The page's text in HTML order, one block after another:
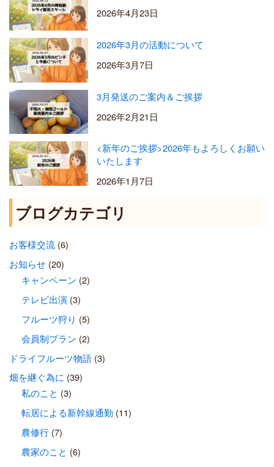
2026年4月23日
2026年3月の活動について
2026年3月7日
3月発送のご案内＆ご挨拶
2026年2月21日
<新年のご挨拶>2026年もよろしくお願い
いたします
2026年1月7日
ブログカテゴリ
お客様交流(6)
お知らせ(20)
キャンペーン (2)
テレビ出演(3)
フルーツ狩り (5)
会員制プラン (2)
ドライフルーツ物語(3)
畑を継ぐ為に (39)
私のこと (3)
転居による新幹線通勤 (11)
農修行(7)
農家のこと (6)